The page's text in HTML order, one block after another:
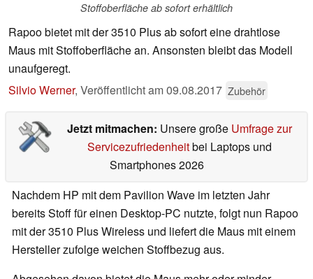
Stoffoberfläche ab sofort erhältlich
Rapoo bietet mit der 3510 Plus ab sofort eine drahtlose
Maus mit Stoffoberfläche an. Ansonsten bleibt das Modell
unaufgeregt.
Silvio Werner, Veröffentlicht am09.08.2017 Zubehör
Jetzt mitmachen: Unsere große Umfrage zur
Servicezufriedenheitbei Laptops und
Smartphones 2026
Nachdem HP mit dem Pavilion Wave im letzten Jahr
bereits Stoff für einen Desktop-PC nutzte, folgt nun Rapoo
mit der 3510 Plus Wireless und liefert die Maus mit einem
Hersteller zufolge weichen Stoffbezug aus.